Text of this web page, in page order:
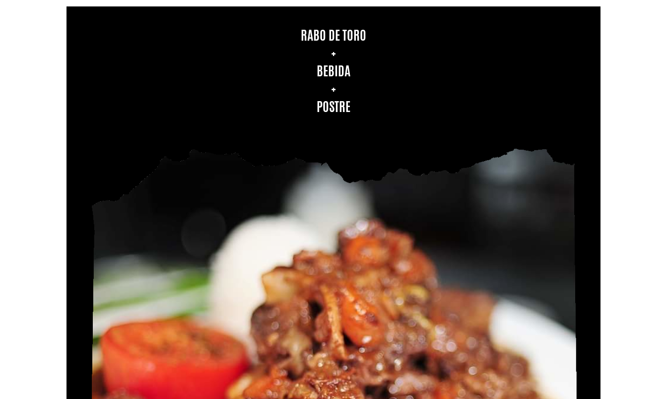
RABO DE TORO
+
BEBIDA
+
POSTRE